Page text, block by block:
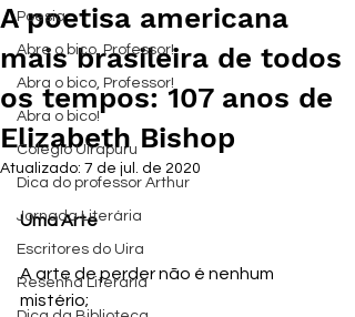
Poesia
Abre o bico, Professor!
Abra o bico, Professor!
Abra o bico!
Colégio Uirapuru
Dica do professor Arthur
Jornada Literária
Escritores do Uira
Resenha Literária
A poetisa americana
mais brasileira de todos
os tempos: 107 anos de
Elizabeth Bishop
Atualizado: 7 de jul. de 2020
Uma Arte
A arte de perder não é nenhum
mistério;